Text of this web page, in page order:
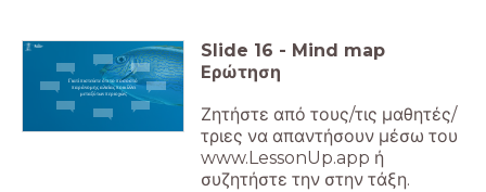
Γιατί πιστεύετε ότι το ποσοστό
παράνομης αλιείας ποικίλλει
μεταξύ των περιοχών;
Slide 16 - Mind map
Ερώτηση
Ζητήστε από τους/τις μαθητές/
τριες να απαντήσουν μέσω του
www.LessonUp.app ή
συζητήστε την στην τάξη.